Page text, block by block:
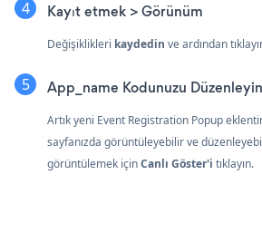
Kayıt etmek > Görünüm
Değişiklikleri kaydedin ve ardından
App_name Kodunuzu Düzenleyin
Artık yeni Event Registration Popup
sayfanızda görüntüleyebilir ve
görüntülemek içinCanlı Göster'i tıklayın.